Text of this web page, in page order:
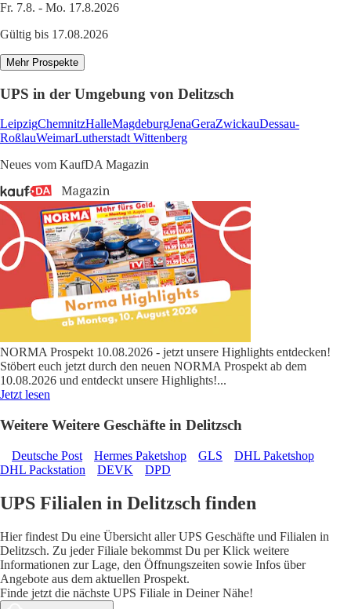
Fr. 7.8. - Mo. 17.8.2026
Gültig bis 17.08.2026
Mehr Prospekte
UPS in der Umgebung von Delitzsch
LeipzigChemnitzHalleMagdeburgJenaGeraZwickauDessau-
RoßlauWeimarLutherstadt Wittenberg
Neues vom KaufDA Magazin
NORMA Prospekt 10.08.2026 - jetzt unsere Highlights entdecken!
Stöbert euch jetzt durch den neuen NORMA Prospekt ab dem
10.08.2026 und entdeckt unsere Highlights!...
Jetzt lesen
Weitere Weitere Geschäfte in Delitzsch
Deutsche Post Hermes Paketshop GLS
DHL Paketshop
DHL Packstation
DEVK DPD
UPS Filialen in Delitzsch finden
Hier findest Du eine Übersicht aller UPS Geschäfte und Filialen in
Delitzsch. Zu jeder Filiale bekommst Du per Klick weitere
Informationen zur Lage, den Öffnungszeiten sowie Infos über
Angebote aus dem aktuellen Prospekt.
Finde jetzt die nächste UPS Filiale in Deiner Nähe!